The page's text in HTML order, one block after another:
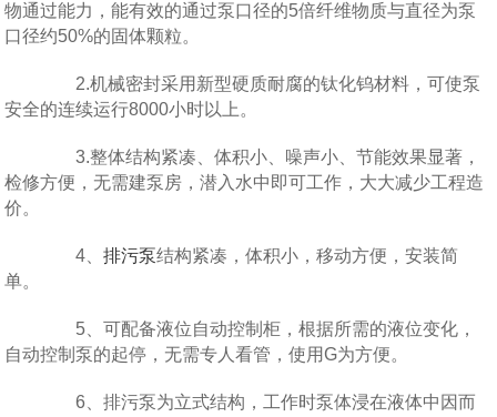
物通过能力，能有效的通过泵口径的5倍纤维物质与直径为泵
口径约50%的固体颗粒。
2.机械密封采用新型硬质耐腐的钛化钨材料，可使泵
安全的连续运行8000小时以上。
3.整体结构紧凑、体积小、噪声小、节能效果显著，
检修方便，无需建泵房，潜入水中即可工作，大大减少工程造
价。
4、排污泵结构紧凑，体积小，移动方便，安装简
单。
5、可配备液位自动控制柜，根据所需的液位变化，
自动控制泵的起停，无需专人看管，使用G为方便。
6、排污泵为立式结构，工作时泵体浸在液体中因而